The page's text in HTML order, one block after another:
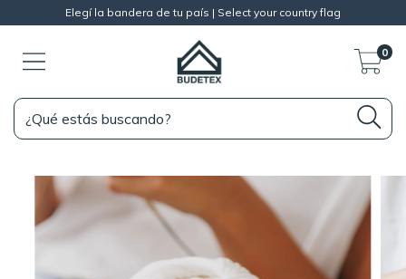
Elegí la bandera de tu país | Select your country flag
0